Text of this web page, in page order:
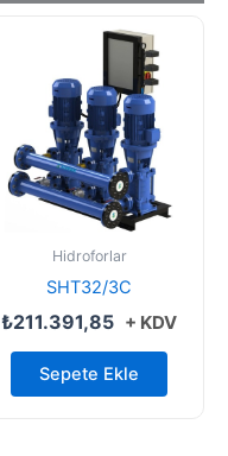
Hidroforlar
SHT32/3C
₺211.391,85 + KDV
Sepete Ekle